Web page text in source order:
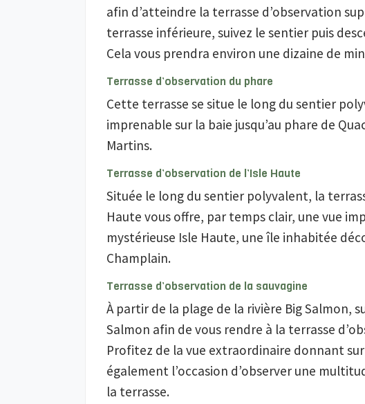
afin d’atteindre la terrasse d’observation
terrasse inférieure, suivez le sentier puis
Cela vous prendra environ une dizaine de
Terrasse d’observation du phare
Cette terrasse se situe le long du sentier
imprenable sur la baie jusqu’au phare de
Martins.
Terrasse d’observation de l’Isle Haute
Située le long du sentier polyvalent, la
Haute vous offre, par temps clair, une vue
mystérieuse Isle Haute, une île inhabitée
Champlain.
Terrasse d’observation de la sauvagine
À partir de la plage de la rivière Big Salmon,
Salmon afin de vous rendre à la terrasse
Profitez de la vue extraordinaire donnant
également l’occasion d’observer une
la terrasse.